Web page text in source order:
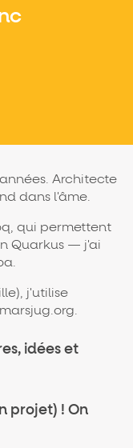
Architecte
dans l'âme.
qui permettent
Quarkus — j'ai
j'utilise
idées et
projet) ! On